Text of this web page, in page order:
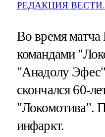
РЕДАКЦИЯ
Во время
командами
"Анадолу
скончался 60-
"Локомотива".
инфаркт.